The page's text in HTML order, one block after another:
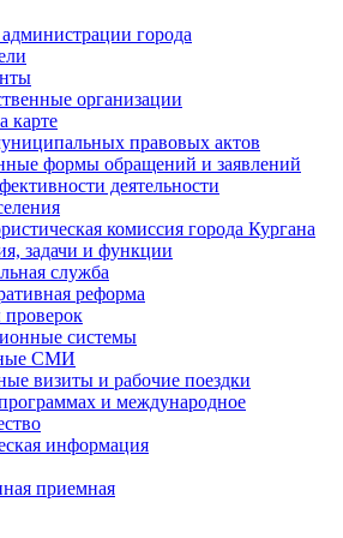
города
организации
карте
правовых актов
формы обращений и заявлений
деятельности
комиссия города Кургана
задачи и функции
служба
реформа
проверок
системы
СМИ
визиты и рабочие поездки
и международное
информация
приемная